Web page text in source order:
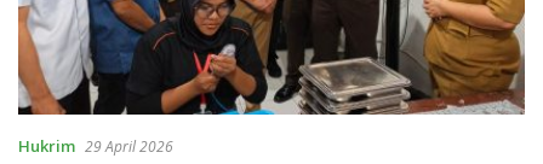
Hukrim 29 April 2026